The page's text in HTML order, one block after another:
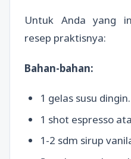
Untuk Anda yang
resep praktisnya:
Bahan-bahan:
1 gelas susu dingin.
1 shot espresso
1-2 sdm sirup